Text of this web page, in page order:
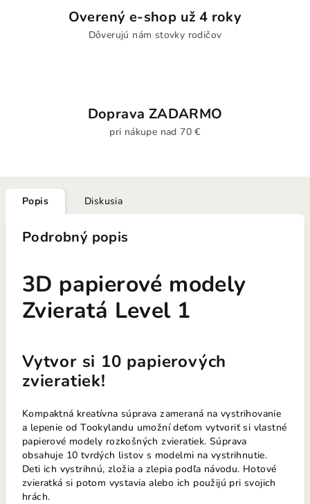
Overený e-shop už 4 roky
Dôverujú nám stovky rodičov
Doprava ZADARMO
pri nákupe nad 70 €
Popis Diskusia
Podrobný popis
3D papierové modely
Zvieratá Level 1
Vytvor si 10 papierových
zvieratiek!
Kompaktná kreatívna súprava zameraná na vystrihovanie
a lepenie od Tookylandu umožní deťom vytvoriť si vlastné
papierové modely rozkošných zvieratiek. Súprava
obsahuje 10 tvrdých listov s modelmi na vystrihnutie.
Deti ich vystrihnú, zložia a zlepia podľa návodu. Hotové
zvieratká si potom vystavia alebo ich použijú pri svojich
hrách.